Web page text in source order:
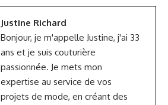
Justine Richard
Bonjour, je m'appelle Justine, j'ai 33
ans et je suis couturière
passionnée. Je mets mon
expertise au service de vos
projets de mode, en créant des